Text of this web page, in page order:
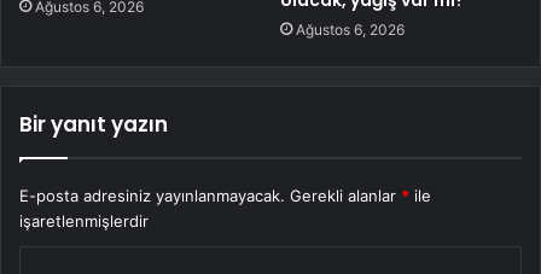
Ağustos 6, 2026
Ağustos 6, 2026
Bir yanıt yazın
E-posta adresiniz yayınlanmayacak. Gerekli alanlar * ile
işaretlenmişlerdir